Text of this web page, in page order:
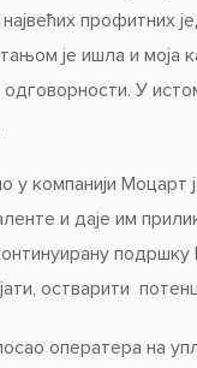
профитних
је ишла и моја
У
компанији Моцарт
и даје им
остварити
оператера на